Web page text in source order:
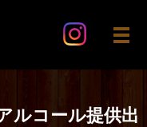
メ
ルコール提供出